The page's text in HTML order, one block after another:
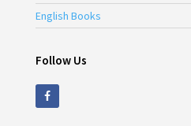
English Books
Follow Us